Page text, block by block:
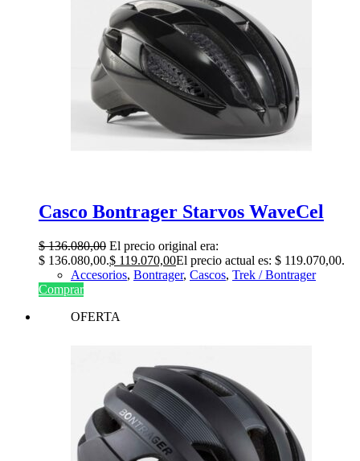
Casco Bontrager Starvos WaveCel
$136.080,00 El precio original era:
$ 136.080,00.$ 119.070,00El precio actual es: $ 119.070,00.
Accesorios, Bontrager, Cascos, Trek / Bontrager
Comprar
OFERTA